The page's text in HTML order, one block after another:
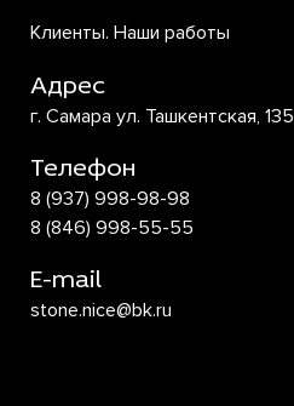
Клиенты. Наши работы
Адрес
г. Самара ул. Ташкентская, 135
Телефон
8 (937) 998-98-98
8 (846) 998-55-55
E-mail
stone.nice@bk.ru